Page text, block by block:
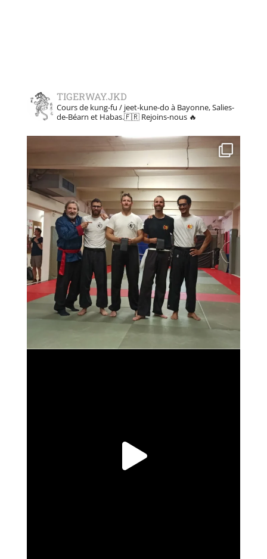
TIGERWAY.JKD
Cours de kung-fu / jeet-kune-do à Bayonne, Salies-
de-Béarn et Habas.🇫🇷 Rejoins-nous 🔥